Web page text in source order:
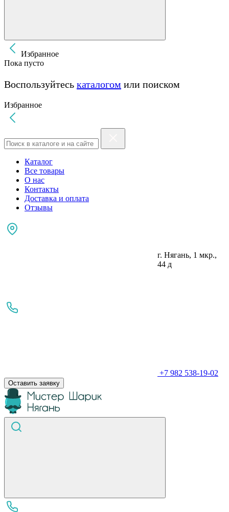
Избранное
Пока пусто
Воспользуйтесь каталогом или поиском
Избранное
Каталог
Все товары
О нас
Контакты
Доставка и оплата
Отзывы
г. Нягань, 1 мкр.,
44 д
+7 982 538-19-02
Оставить заявку